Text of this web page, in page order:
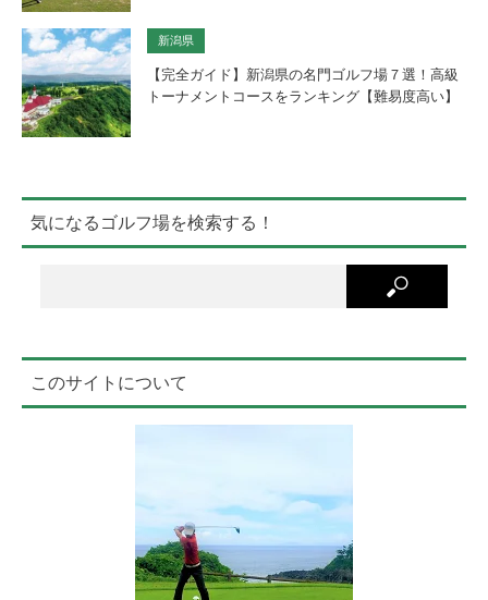
新潟県
【完全ガイド】新潟県の名門ゴルフ場７選！高級
トーナメントコースをランキング【難易度高い】
気になるゴルフ場を検索する！
このサイトについて